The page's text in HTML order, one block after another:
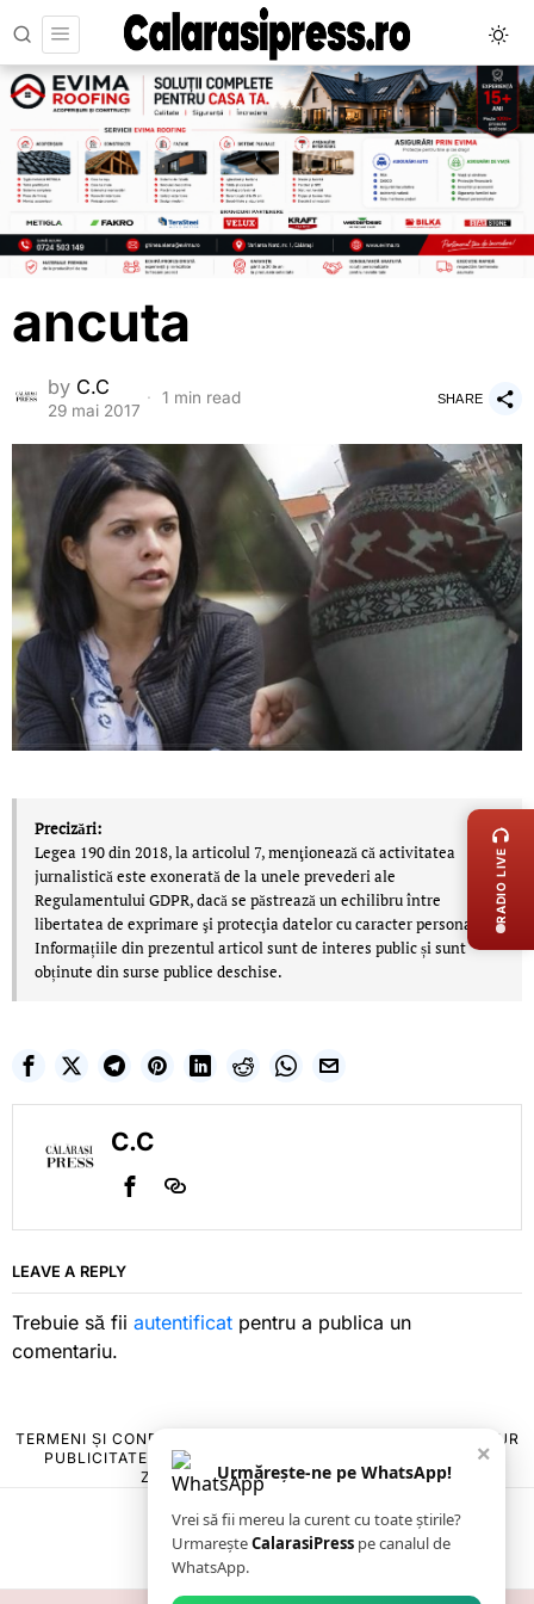
ancuta
by C.C
29 mai 2017
1 min read SHARE
Precizări:
Legea 190 din 2018, la articolul 7, menţionează că activitatea
jurnalistică este exonerată de la unele prevederi ale
Regulamentului GDPR, dacă se păstrează un echilibru între
libertatea de exprimare şi protecţia datelor cu caracter personal.
Informațiile din prezentul articol sunt de interes public și sunt
obținute din surse publice deschise.
C.C
LEAVE A REPLY
Trebuie să fii autentificat pentru a publica un
comentariu.
TERMENI ȘI CONDIȚII
POLITICA DE ANULARE & RETUR
PUBLICITATE ONLINE & TIPĂRITĂ
CONTACT
ZIARUL ANUNȚUL CĂLĂRĂȘEAN
×
Urmărește-ne pe WhatsApp!
Vrei să fii mereu la curent cu toate știrile?
UrmareșteCalarasiPress pe canalul de
WhatsApp.
RADIO LIVE